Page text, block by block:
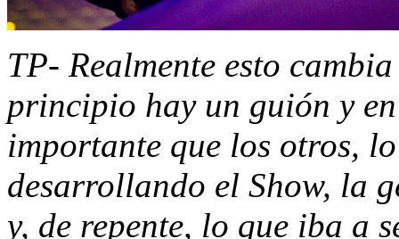
TP- Realmente esto
principio hay un guión y
importante que los otros,
desarrollando el Show, la
y, de repente, lo que iba a